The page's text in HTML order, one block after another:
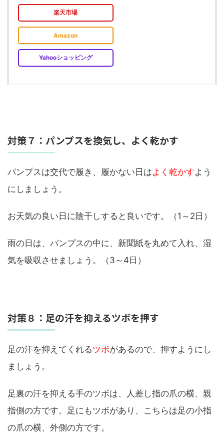
楽天市場
Amazon
Yahooショッピング
対策７：パンプスを換気し、よく乾かす
パンプスは交代で履き、履かない日はよく乾かすよう
にしましょう。
お天気の良い日に陰干しすると良いです。（1～2日）
雨の日は、パンプスの中に、新聞紙を丸めて入れ、湿
気を吸収させましょう。（3～4日）
対策８：足の汗を抑えるツボを押す
足の汗を抑えてくれるツボがあるので、押すようにし
ましょう。
足裏の汗を抑える手のツボは、人差し指の爪の横、親
指側の方です。足にもツボがあり、こちらは足の小指
の爪の横、外側の方です。